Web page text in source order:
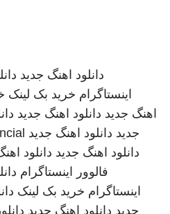
دانلود اهنگ جدید
اینستاگرام خرید بک لینک
اهنگ جدید دانلود اهنگ جدید
جدید دانلود اهنگ جدید
دانلود اهنگ جدید دانلود
فالوور اینستاگرام
اینستاگرام خرید بک لینک
جدید دانلود اهنگ جدید